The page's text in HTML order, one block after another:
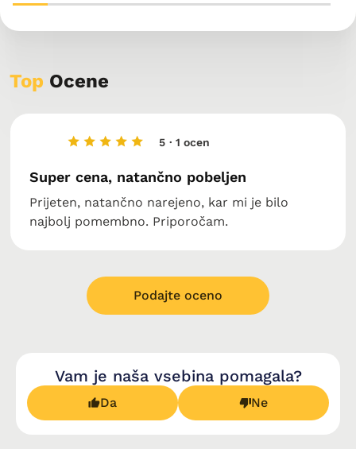
Top Ocene
5 · 1 ocen
Super cena, natančno pobeljen
Prijeten, natančno narejeno, kar mi je bilo
najbolj pomembno. Priporočam.
Podajte oceno
Vam je naša vsebina pomagala?
Da Ne